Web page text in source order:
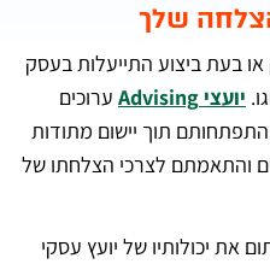
שלך
בעת ביצוע התייעלות בעסק
יועצי Advising
ערוכים
תוך יישום מתודות
והתאמתם לצרכי הצלחתו של
את יכולותיו של יועץ עסקי